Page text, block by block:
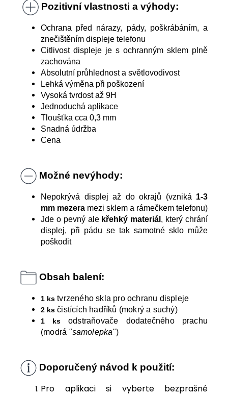
Pozitivní vlastnosti a výhody:
Ochrana před nárazy, pády, poškrábáním, a
znečištěním displeje telefonu
Citlivost displeje je s ochranným sklem plně
zachována
Absolutní průhlednost a světlovodivost
Lehká výměna při poškození
Vysoká tvrdost až 9H
Jednoduchá aplikace
Tloušťka cca 0,3 mm
Snadná údržba
Cena
Možné nevýhody:
Nepokrývá displej až do okrajů (vzniká 1-3
mm mezera mezi sklem a rámečkem telefonu)
Jde o pevný ale křehký materiál , který chrání
displej, při pádu se tak samotné sklo může
poškodit
Obsah balení:
1 ks tvrzeného skla pro ochranu displeje
2 ks čistících hadříků (mokrý a suchý)
1 ksodstraňovače dodatečného prachu
(modrá "samolepka")
Doporučený návod k použití:
Pro aplikaci si vyberte bezprašné